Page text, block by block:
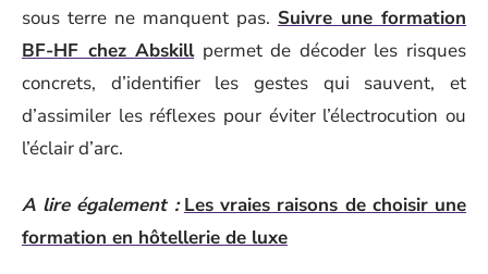
sous terre ne manquent pas. Suivre une formation
BF-HF chez Abskillpermet de décoder les risques
concrets, d’identifier les gestes qui sauvent, et
d’assimiler les réflexes pour éviter l’électrocution ou
l’éclair d’arc.
A lire également : Les vraies raisons de choisir une
formation en hôtellerie de luxe